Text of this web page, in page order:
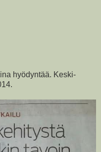
hyödyntää. Keski-